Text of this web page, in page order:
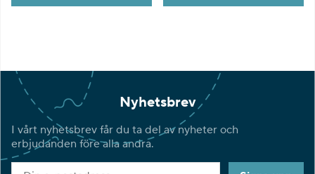
Nyhetsbrev
I vårt nyhetsbrev får du ta del av nyheter och
erbjudanden före alla andra.